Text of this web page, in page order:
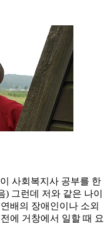
사회복지사 공부를 한
그런데 저와 같은 나이
배의 장애인이나 소외
에 거창에서 일할 때 요